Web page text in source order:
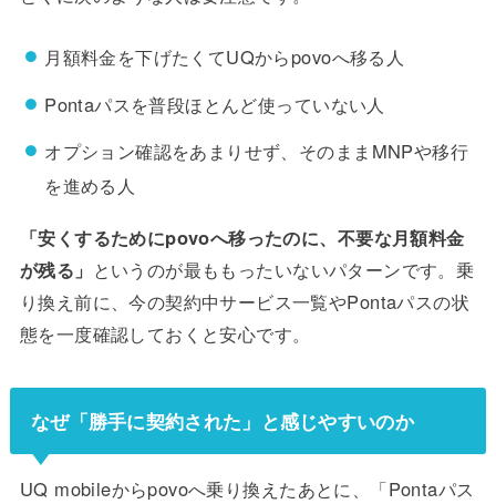
月額料金を下げたくてUQからpovoへ移る人
Pontaパスを普段ほとんど使っていない人
オプション確認をあまりせず、そのままMNPや移行
を進める人
「安くするためにpovoへ移ったのに、不要な月額料金
が残る」 というのが最ももったいないパターンです。乗
り換え前に、今の契約中サービス一覧やPontaパスの状
態を一度確認しておくと安心です。
なぜ「勝手に契約された」と感じやすいのか
UQ mobileからpovoへ乗り換えたあとに、「Pontaパス